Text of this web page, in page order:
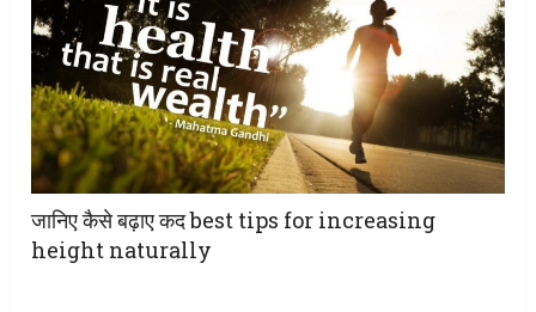
जानिए कैसे बढ़ाए कद best tips for increasing
height naturally